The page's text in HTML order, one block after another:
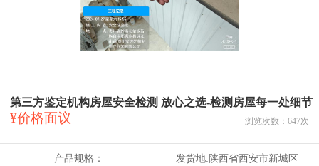
第三方鉴定机构房屋安全检测 放心之选-检测房屋每一处细节
¥价格面议 浏览次数： 647次
产品规格： 发货地:陕西省西安市新城区